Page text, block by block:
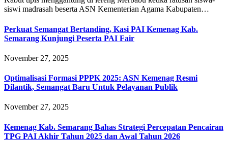
siswi madrasah beserta ASN Kementerian Agama Kabupaten…
Perkuat Semangat Bertanding, Kasi PAI Kemenag Kab.
Semarang Kunjungi Peserta PAI Fair
November 27, 2025
Optimalisasi Formasi PPPK 2025: ASN Kemenag Resmi
Dilantik, Semangat Baru Untuk Pelayanan Publik
November 27, 2025
Kemenag Kab. Semarang Bahas Strategi Percepatan Pencairan
TPG PAI Akhir Tahun 2025 dan Awal Tahun 2026